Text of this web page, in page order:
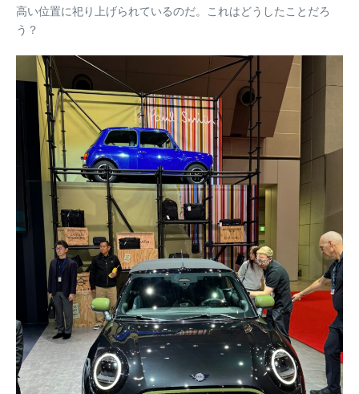
高い位置に祀り上げられているのだ。これはどうしたことだろ
う？